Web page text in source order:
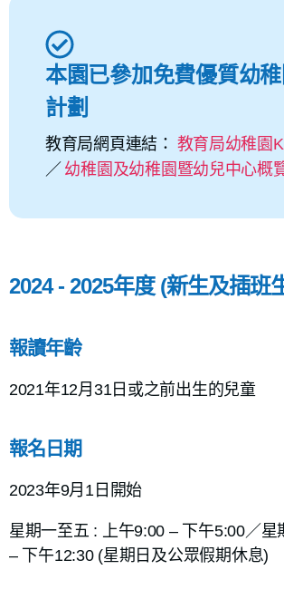
本園已參加免費優質幼
計劃
教育局網頁連結： 教育局幼稚園
／ 幼稚園及幼稚園暨幼兒中心概
2024 - 2025年度 (新生及插班
報讀年齡
2021年12月31日或之前出生的兒童
報名日期
2023年9月1日開始
星期一至五 : 上午9:00 – 下午5:00／星
– 下午12:30 (星期日及公眾假期休息)